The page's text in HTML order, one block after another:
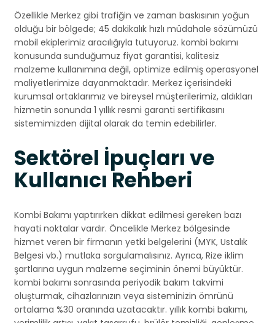
Özellikle Merkez gibi trafiğin ve zaman baskısının yoğun
olduğu bir bölgede; 45 dakikalık hızlı müdahale sözümüzü
mobil ekiplerimiz aracılığıyla tutuyoruz. kombi bakımı
konusunda sunduğumuz fiyat garantisi, kalitesiz
malzeme kullanımına değil, optimize edilmiş operasyonel
maliyetlerimize dayanmaktadır. Merkez içerisindeki
kurumsal ortaklarımız ve bireysel müşterilerimiz, aldıkları
hizmetin sonunda 1 yıllık resmi garanti sertifikasını
sistemimizden dijital olarak da temin edebilirler.
Sektörel İpuçları ve
Kullanıcı Rehberi
Kombi Bakımı yaptırırken dikkat edilmesi gereken bazı
hayati noktalar vardır. Öncelikle Merkez bölgesinde
hizmet veren bir firmanın yetki belgelerini (MYK, Ustalık
Belgesi vb.) mutlaka sorgulamalısınız. Ayrıca, Rize iklim
şartlarına uygun malzeme seçiminin önemi büyüktür.
kombi bakımı sonrasında periyodik bakım takvimi
oluşturmak, cihazlarınızın veya sisteminizin ömrünü
ortalama %30 oranında uzatacaktır. yıllık kombi bakımı,